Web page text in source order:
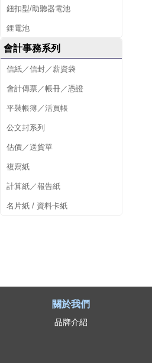
鈕扣型/助聽器電池
鋰電池
會計事務系列
信紙／信封／薪資袋
會計傳票／帳冊／憑證
平裝帳簿／活頁帳
公文封系列
估價／送貨單
複寫紙
計算紙／報告紙
名片紙 / 資料卡紙
關於我們
品牌介紹